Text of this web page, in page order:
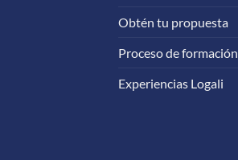
Obtén tu propuesta
Proceso de formación
Experiencias Logali